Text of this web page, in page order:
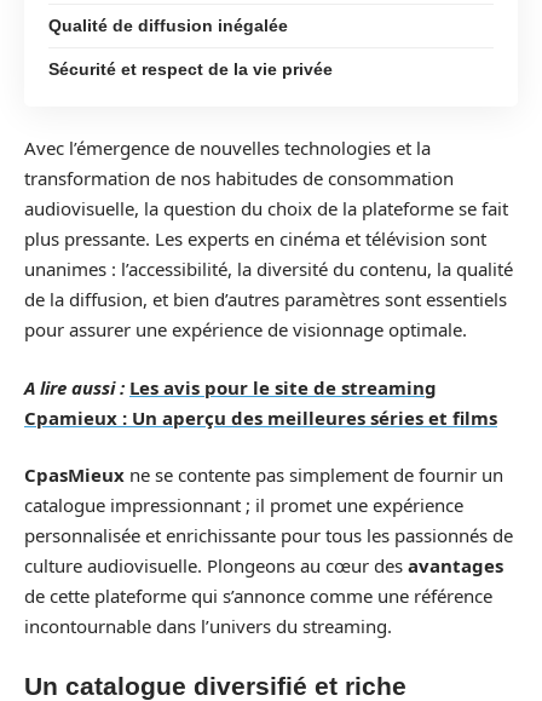
Qualité de diffusion inégalée
Sécurité et respect de la vie privée
Avec l’émergence de nouvelles technologies et la
transformation de nos habitudes de consommation
audiovisuelle, la question du choix de la plateforme se fait
plus pressante. Les experts en cinéma et télévision sont
unanimes : l’accessibilité, la diversité du contenu, la qualité
de la diffusion, et bien d’autres paramètres sont essentiels
pour assurer une expérience de visionnage optimale.
A lire aussi : Les avis pour le site de streaming
Cpamieux : Un aperçu des meilleures séries et films
CpasMieux ne se contente pas simplement de fournir un
catalogue impressionnant ; il promet une expérience
personnalisée et enrichissante pour tous les passionnés de
culture audiovisuelle. Plongeons au cœur des avantages
de cette plateforme qui s’annonce comme une référence
incontournable dans l’univers du streaming.
Un catalogue diversifié et riche